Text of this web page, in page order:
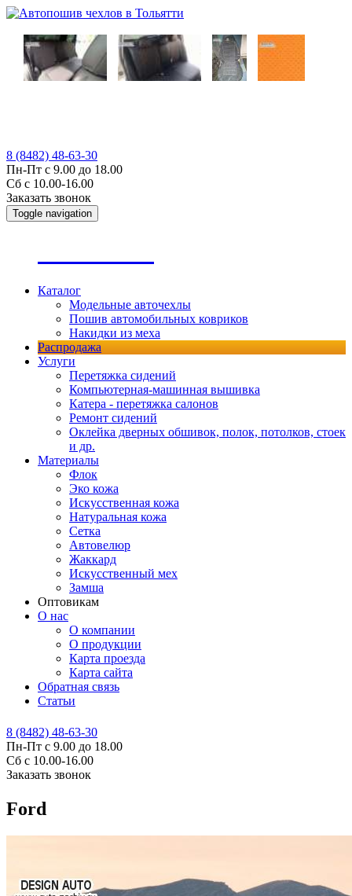
8 (8482) 48-63-30
Пн-Пт с 9.00 до 18.00
Сб с 10.00-16.00
Заказать звонок
Toggle navigation
Каталог
Модельные авточехлы
Пошив автомобильных ковриков
Накидки из меха
Распродажа
Услуги
Перетяжка сидений
Компьютерная-машинная вышивка
Катера - перетяжка салонов
Ремонт сидений
Оклейка дверных обшивок, полок, потолков, стоек
и др.
Материалы
Флок
Эко кожа
Искусственная кожа
Натуральная кожа
Сетка
Автовелюр
Жаккард
Искусственный мех
Замша
Оптовикам
О нас
О компании
О продукции
Карта проезда
Карта сайта
Обратная связь
Статьи
8 (8482) 48-63-30
Пн-Пт с 9.00 до 18.00
Сб с 10.00-16.00
Заказать звонок
Ford